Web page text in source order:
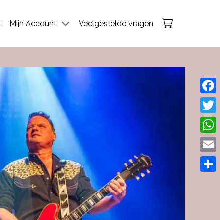
Mijn Account Veelgestelde vragen
Email